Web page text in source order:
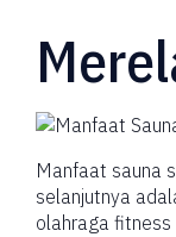
Manfaat sauna
selanjutnya
olahraga